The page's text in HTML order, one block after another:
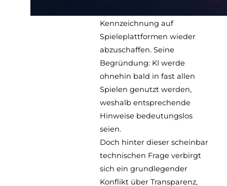
Kennzeichnung auf
Spieleplattformen wieder
abzuschaffen. Seine
Begründung: KI werde
ohnehin bald in fast allen
Spielen genutzt werden,
weshalb entsprechende
Hinweise bedeutungslos
seien.
Doch hinter dieser scheinbar
technischen Frage verbirgt
sich ein grundlegender
Konflikt über Transparenz,